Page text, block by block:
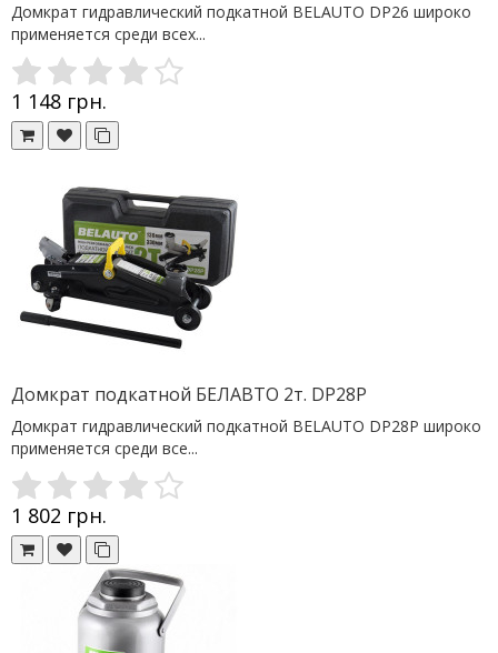
Домкрат гидравлический подкатной BELAUTO DP26 широко
применяется среди всех...
1 148 грн.
Домкрат подкатной БЕЛАВТО 2т. DP28P
Домкрат гидравлический подкатной BELAUTO DP28P широко
применяется среди все...
1 802 грн.